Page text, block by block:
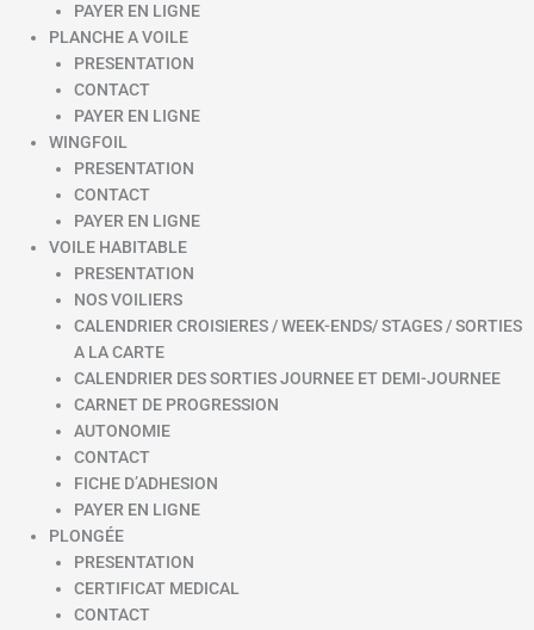
PAYER EN LIGNE
PLANCHE A VOILE
PRESENTATION
CONTACT
PAYER EN LIGNE
WINGFOIL
PRESENTATION
CONTACT
PAYER EN LIGNE
VOILE HABITABLE
PRESENTATION
NOS VOILIERS
CALENDRIER CROISIERES / WEEK-ENDS/ STAGES / SORTIES
A LA CARTE
CALENDRIER DES SORTIES JOURNEE ET DEMI-JOURNEE
CARNET DE PROGRESSION
AUTONOMIE
CONTACT
FICHE D’ADHESION
PAYER EN LIGNE
PLONGÉE
PRESENTATION
CERTIFICAT MEDICAL
CONTACT